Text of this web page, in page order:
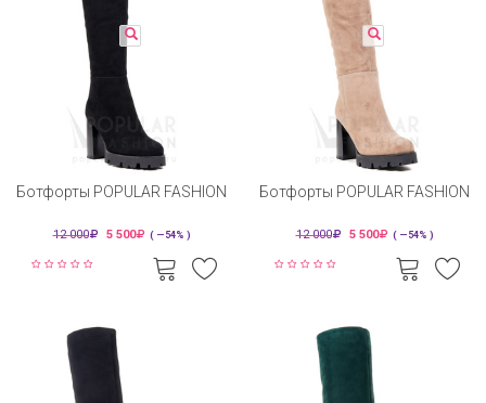
Ботфорты POPULAR FASHION
12 000 5 500 ( —54% )
Ботфорты POPULAR FASHION
12 000 5 500 ( —54% )